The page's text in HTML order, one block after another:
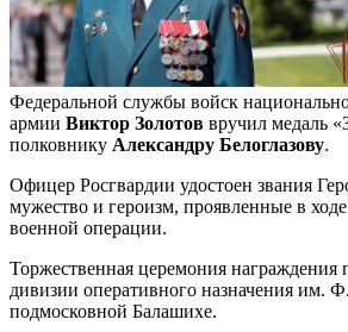
Федеральной службы войск
армии Виктор Золотов вручил медаль
полковнику Александру Белоглазову.
Офицер Росгвардии удостоен звания
мужество и героизм, проявленные в
военной операции.
Торжественная церемония награждения
дивизии оперативного назначения им.
подмосковной Балашихе.